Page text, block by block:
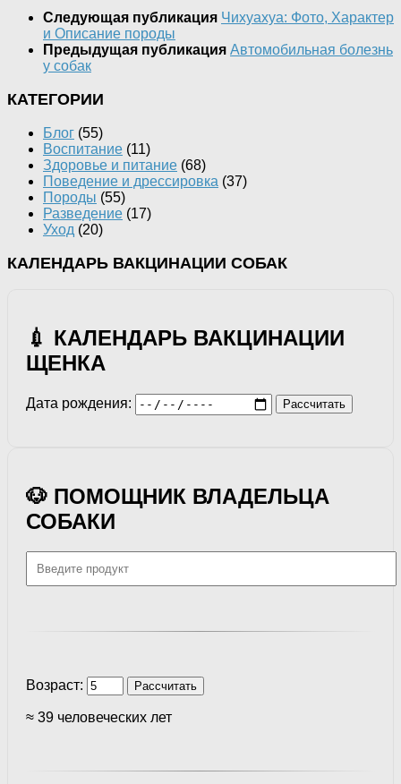
Следующая публикация Чихуахуа: Фото, Характер
и Описание породы
Предыдущая публикация Автомобильная болезнь
у собак
КАТЕГОРИИ
Блог (55)
Воспитание (11)
Здоровье и питание (68)
Поведение и дрессировка (37)
Породы (55)
Разведение (17)
Уход (20)
КАЛЕНДАРЬ ВАКЦИНАЦИИ СОБАК
💉 КАЛЕНДАРЬ ВАКЦИНАЦИИ
ЩЕНКА
Дата рождения: Рассчитать
🐶 ПОМОЩНИК ВЛАДЕЛЬЦА
СОБАКИ
Возраст: Рассчитать
≈ 39 человеческих лет